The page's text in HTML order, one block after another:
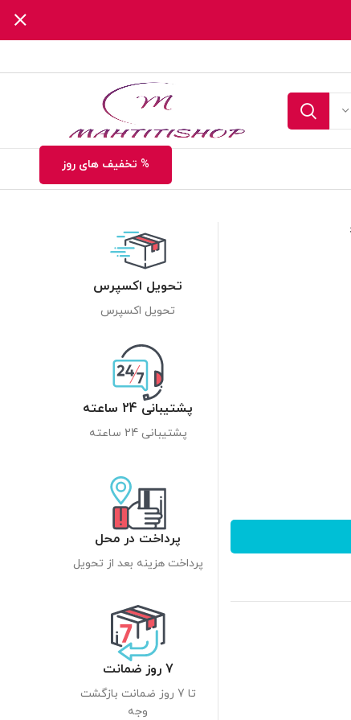
% تخفیف های روز
تحویل اکسپرس
تحویل اکسپرس
پشتیبانی 24 ساعته
پشتیبانی 24 ساعته
پرداخت در محل
پرداخت هزینه بعد از تحویل
7 روز ضمانت
تا 7 روز ضمانت بازگشت
وجه